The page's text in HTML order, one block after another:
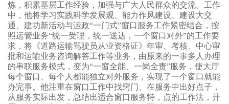
炼，积累基层工作经验，加强与广大人民群众的交流。工作
中，他将学习实践科学发展观、能力作风建设、建设大交
通、建功新活动与运政“一门式”窗口服务工作紧密结合，按
照运管业务“统一受理，统一送达，一个窗口对外”的工作要
求，将《道路运输骂驶员从业资格证》年审、考核、中心审
批和运输业务咨询解答工作等业务，由原来的一事多人办理
的串联服务模式，变为“一窗全能、一岗全责”服务，使大厅
每个窗口、每个人都能独立对外服务，实现了一个窗口就能
办完事。他注重在窗口工作中找窍门、在服务中出好点子，
从服务实际出发，总结出适合窗口服务特，点的工作法，开